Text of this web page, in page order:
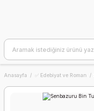
Anasayfa ✅ Edebiyat ve Roman